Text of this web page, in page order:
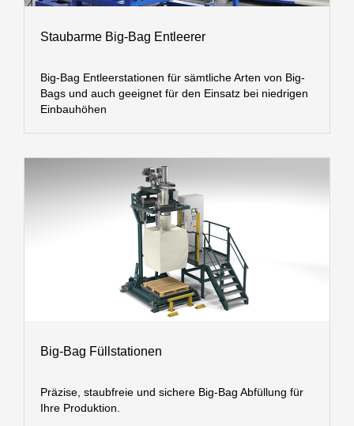
Staubarme Big-Bag Entleerer
Big-Bag Entleerstationen für sämtliche Arten von Big-
Bags und auch geeignet für den Einsatz bei niedrigen
Einbauhöhen
Big-Bag Füllstationen
Präzise, staubfreie und sichere Big-Bag Abfüllung für
Ihre Produktion.